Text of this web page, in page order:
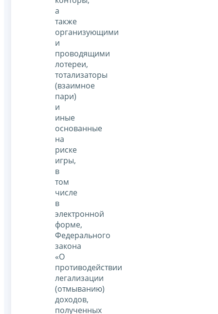
а
также
организующими
и
проводящими
лотереи,
тотализаторы
(взаимное
пари)
и
иные
основанные
на
риске
игры,
в
том
числе
в
электронной
форме,
Федерального
закона
«О
противодействии
легализации
(отмыванию)
доходов,
полученных